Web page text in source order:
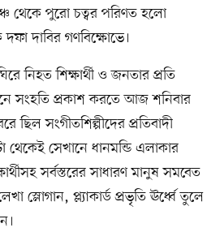
থেকে পুরো চত্বর পরিণত হলো
দাবির গণবিক্ষোভে।
নিহত শিক্ষার্থী ও জনতার প্রতি
সংহতি প্রকাশ করতে আজ শনিবার
ছিল সংগীতশিল্পীদের প্রতিবাদী
থেকেই সেখানে ধানমন্ডি এলাকার
সর্বস্তরের সাধারণ মানুষ সমবেত
স্লোগান, প্ল্যাকার্ড প্রভৃতি ঊর্ধ্বে তুলে